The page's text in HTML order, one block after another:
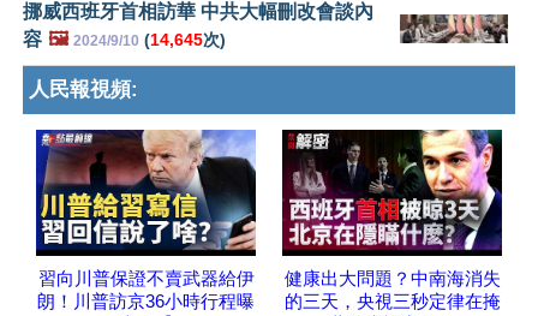
挪威西班牙首相訪華 中共大幅刪改會談內
容 🖼️ 2024/9/10 (14,645次)
人民報視頻:
習向川普保證不賣武器給伊
朗！川普訪京36小時行程曝
健康出大問題？中南海消失
的三天，央視三秒定律在掩